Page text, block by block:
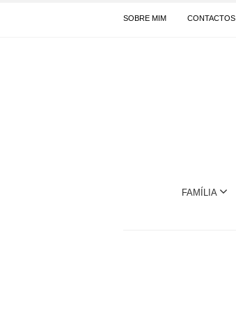
SOBRE MIM CONTACTOS
FAMÍLIA